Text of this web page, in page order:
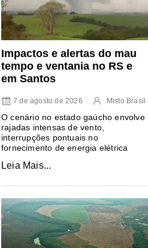
Impactos e alertas do mau
tempo e ventania no RS e
em Santos
7 de agosto de 2026 Misto Brasil
O cenário no estado gaúcho envolve
rajadas intensas de vento,
interrupções pontuais no
fornecimento de energia elétrica
Leia Mais...